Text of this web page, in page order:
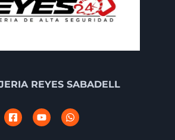
REYES SABADELL